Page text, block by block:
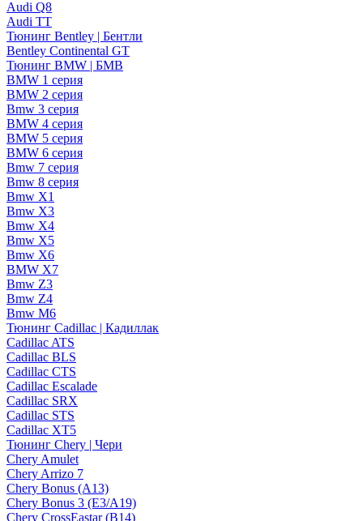
Audi Q8
Audi TT
Тюнинг Bentley | Бентли
Bentley Continental GT
Тюнинг BMW | БМВ
BMW 1 серия
BMW 2 серия
Bmw 3 серия
BMW 4 серия
BMW 5 серия
BMW 6 серия
Bmw 7 серия
Bmw 8 серия
Bmw X1
Bmw X3
Bmw X4
Bmw X5
Bmw X6
BMW X7
Bmw Z3
Bmw Z4
Bmw М6
Тюнинг Cadillac | Кадиллак
Cadillac ATS
Cadillac BLS
Cadillac CTS
Cadillac Escalade
Cadillac SRX
Cadillac STS
Cadillac XT5
Тюнинг Chery | Чери
Chery Amulet
Chery Arrizo 7
Chery Bonus (A13)
Chery Bonus 3 (E3/A19)
Chery CrossEastar (B14)